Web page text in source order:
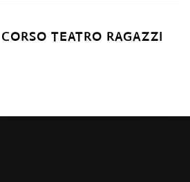
CORSO TEATRO RAGAZZI